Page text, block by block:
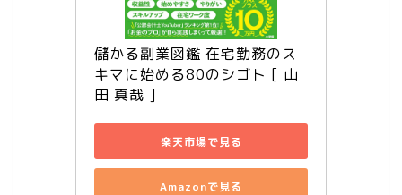
儲かる副業図鑑 在宅勤務のス
キマに始める80のシゴト [ 山
田 真哉 ]
楽天市場で見る
Amazonで見る